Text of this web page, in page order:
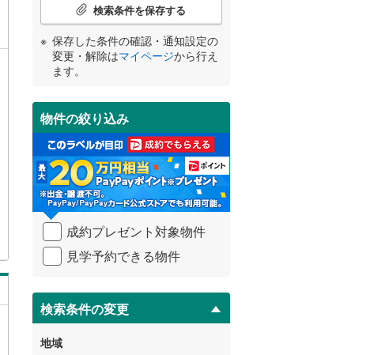
条
件
受
け
取
る
・
条
件
を
イ
ペ
ジ
に
保
存
す
検索条件を保存する
保存した条件の確認・通知設定の
変更・解除はマイページから行え
ます。
物件の絞り込み
成約プレゼント対象物件
見学予約できる物件
検索条件の変更
地域
小学校まで1km以内（0）
南道路（0）